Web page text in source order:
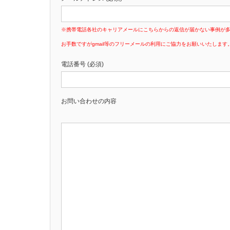
※携帯電話各社のキャリアメールにこちらからの返信が届かない事例が多
お手数ですがgmail等のフリーメールの利用にご協力をお願いいたします。
電話番号 (必須)
お問い合わせの内容